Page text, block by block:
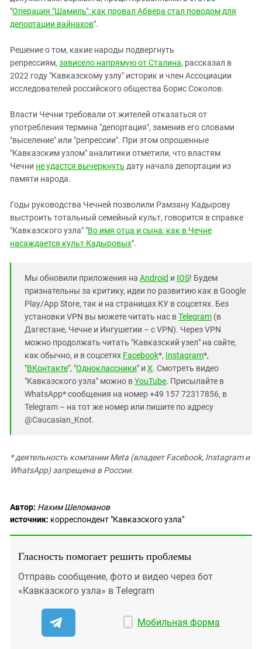
"Операция "Шамиль": как провал Абвера стал поводом для
депортации вайнахов".
Решение о том, какие народы подвергнуть
репрессиям, зависело напрямую от Сталина, рассказал в
2022 году "Кавказскому узлу" историк и член Ассоциации
исследователей российского общества Борис Соколов.
Власти Чечни требовали от жителей отказаться от
употребления термина "депортация", заменив его словами
"выселение" или "репрессии". При этом опрошенные
"Кавказским узлом" аналитики отметили, что властям
Чечни не удастся вычеркнуть дату начала депортации из
памяти народа.
Годы руководства Чечней позволили Рамзану Кадырову
выстроить тотальный семейный культ, говорится в справке
"Кавказского узла" "Во имя отца и сына: как в Чечне
насаждается культ Кадыровых".
Мы обновили приложения на Android и IOS! Будем
признательны за критику, идеи по развитию как в Google
Play/App Store, так и на страницах КУ в соцсетях. Без
установки VPN вы можете читать нас вTelegram (в
Дагестане, Чечне и Ингушетии – с VPN). Через VPN
можно продолжать читать "Кавказский узел" на сайте,
как обычно, и в соцсетях Facebook*, Instagram*,
"ВКонтакте", "Одноклассники" и X. Смотреть видео
"Кавказского узла" можно вYouTube. Присылайте в
WhatsApp* сообщения на номер +49 157 72317856, в
Telegram – на тот же номер или пишите по адресу
@Caucasian_Knot.
* деятельность компании Meta (владеет Facebook, Instagram и
WhatsApp) запрещена в России.
Автор: Нахим Шеломанов
источник: корреспондент "Кавказского узла"
Гласность помогает решить проблемы
Отправь сообщение, фото и видео через бот
«Кавказского узла» в Telegram
Мобильная форма